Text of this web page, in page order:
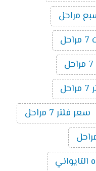
مراحل
سعر فلتر 7 مراحل
التايواني